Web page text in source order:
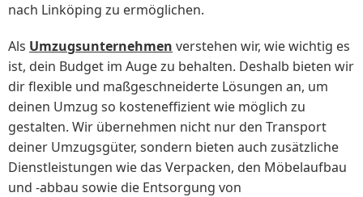
nach Linköping zu ermöglichen.
Als Umzugsunternehmen verstehen wir, wie wichtig es
ist, dein Budget im Auge zu behalten. Deshalb bieten wir
dir flexible und maßgeschneiderte Lösungen an, um
deinen Umzug so kosteneffizient wie möglich zu
gestalten. Wir übernehmen nicht nur den Transport
deiner Umzugsgüter, sondern bieten auch zusätzliche
Dienstleistungen wie das Verpacken, den Möbelaufbau
und -abbau sowie die Entsorgung von